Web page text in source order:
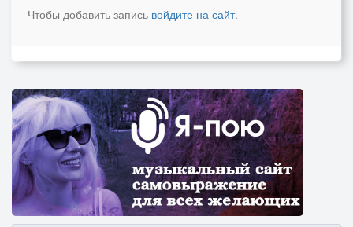
Чтобы добавить запись войдите на сайт.